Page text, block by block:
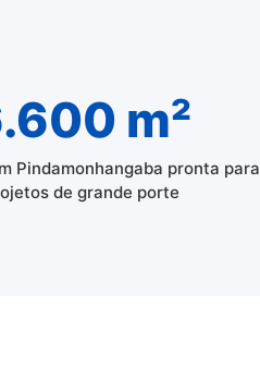
m²
Pindamonhangaba pronta para
de grande porte